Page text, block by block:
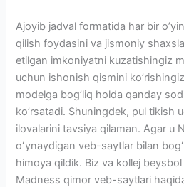
Ajoyib jadval formatida har bir
qilish foydasini va jismoniy
etilgan imkoniyatni kuzatishingiz
uchun ishonish qismini
modelga bog’liq holda qanday
ko’rsatadi. Shuningdek, pul tikish
ilovalarini tavsiya qilaman. Agar u
oʻynaydigan veb-saytlar bilan
himoya qildik. Biz va kollej
Madness qimor veb-saytlari